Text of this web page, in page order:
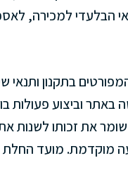
הבלעדי למכירה,
בתקנון ותנאי
באתר וביצוע פעולות
שומר את זכותו לשנות
מוקדמת. מועד החלת